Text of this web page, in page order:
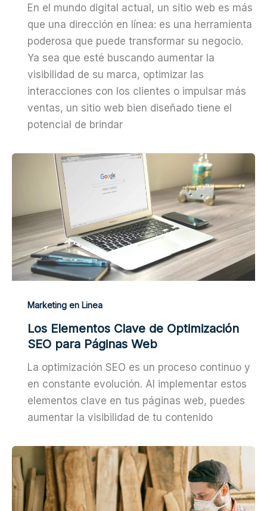
En el mundo digital actual, un sitio web es más
que una dirección en línea: es una herramienta
poderosa que puede transformar su negocio.
Ya sea que esté buscando aumentar la
visibilidad de su marca, optimizar las
interacciones con los clientes o impulsar más
ventas, un sitio web bien diseñado tiene el
potencial de brindar
Marketing en Linea
Los Elementos Clave de Optimización
SEO para Páginas Web
La optimización SEO es un proceso continuo y
en constante evolución. Al implementar estos
elementos clave en tus páginas web, puedes
aumentar la visibilidad de tu contenido